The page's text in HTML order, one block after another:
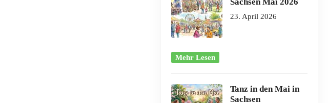
23. April 2026
Mehr Lesen
Tanz in den Mai in
Sachsen